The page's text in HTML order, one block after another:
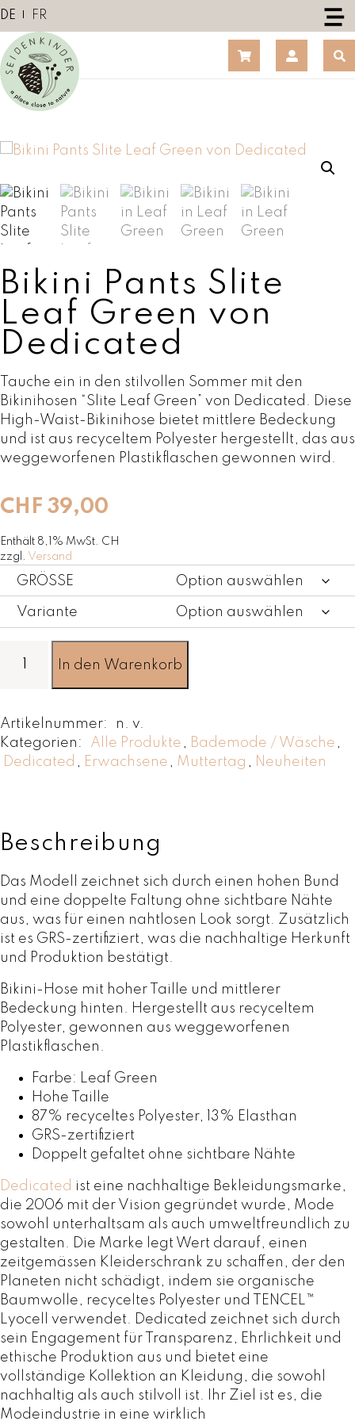
Z
m
I
n
l
p
r
i
g
e
DE FR
Bikini Pants Slite
Leaf Green von
Dedicated
CHF 39,00
Enthält 8,1% MwSt. CH
zzgl. Versand
Tauche ein in den stilvollen Sommer mit den
Bikinihosen “Slite Leaf Green” von Dedicated. Diese
High-Waist-Bikinihose bietet mittlere Bedeckung
und ist aus recyceltem Polyester hergestellt, das aus
weggeworfenen Plastikflaschen gewonnen wird.
GRÖSSE
Variante
n
i
P
s
l
i
t
e
L
a
f
G
r
D
e
d
i
c
a
t
e
d
M
e
n
g
In den Warenkorb
Artikelnummer:
n. v.
Kategorien:
Alle Produkte , Bademode / Wäsche ,
Dedicated , Erwachsene , Muttertag , Neuheiten
Beschreibung
Das Modell zeichnet sich durch einen hohen Bund
und eine doppelte Faltung ohne sichtbare Nähte
aus, was für einen nahtlosen Look sorgt. Zusätzlich
ist es GRS-zertifiziert, was die nachhaltige Herkunft
und Produktion bestätigt.
Bikini-Hose mit hoher Taille und mittlerer
Bedeckung hinten. Hergestellt aus recyceltem
Polyester, gewonnen aus weggeworfenen
Plastikflaschen.
Farbe: Leaf Green
Hohe Taille
87% recyceltes Polyester, 13% Elasthan
GRS-zertifiziert
Doppelt gefaltet ohne sichtbare Nähte
Dedicated ist eine nachhaltige Bekleidungsmarke,
die 2006 mit der Vision gegründet wurde, Mode
sowohl unterhaltsam als auch umweltfreundlich zu
gestalten. Die Marke legt Wert darauf, einen
zeitgemässen Kleiderschrank zu schaffen, der den
Planeten nicht schädigt, indem sie organische
Baumwolle, recyceltes Polyester und TENCEL™
Lyocell verwendet. Dedicated zeichnet sich durch
sein Engagement für Transparenz, Ehrlichkeit und
ethische Produktion aus und bietet eine
vollständige Kollektion an Kleidung, die sowohl
nachhaltig als auch stilvoll ist. Ihr Ziel ist es, die
Modeindustrie in eine wirklich